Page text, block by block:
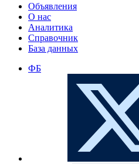
Объявления
О нас
Аналитика
Справочник
База данных
ФБ